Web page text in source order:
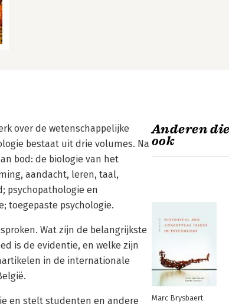
over de wetenschappe­lijke
bestaat uit drie volumes. Na
bod: de biologie van het
aandacht, leren, taal,
psychopathologie en
toegepaste psychologie.
Wat zijn de belangrijkste
is de evidentie, en welke zijn
in de internationale
en stelt studenten en andere
Anderen
ook
Marc Brysbaert